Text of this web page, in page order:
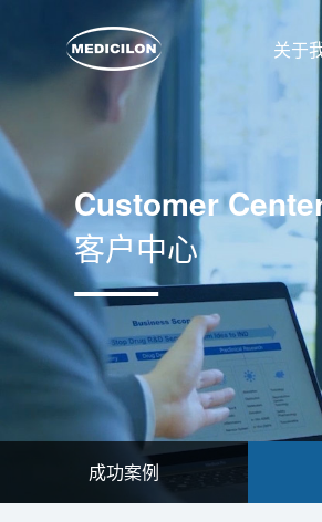
关于
Customer
客户中心
成功案例